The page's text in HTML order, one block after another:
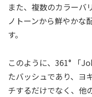
また、複数のカラーバ
ノトーンから鮮やかな
す。
このように、361° 「
たバッシュであり、ヨ
チするだけでなく、他